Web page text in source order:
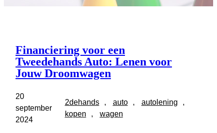
Financiering voor een
Tweedehands Auto: Lenen voor
Jouw Droomwagen
20
september
2024
2dehands , auto , autolening
kopen
, wagen